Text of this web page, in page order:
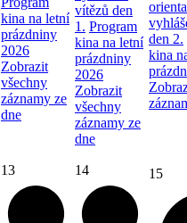
kina na letní
prázdniny
2026
Zobrazit
všechny
záznamy ze
dne
vítězů den
1. Program
kina na letní
prázdniny
2026
Zobrazit
všechny
záznamy ze
dne
den 2.
kina
13 14 15